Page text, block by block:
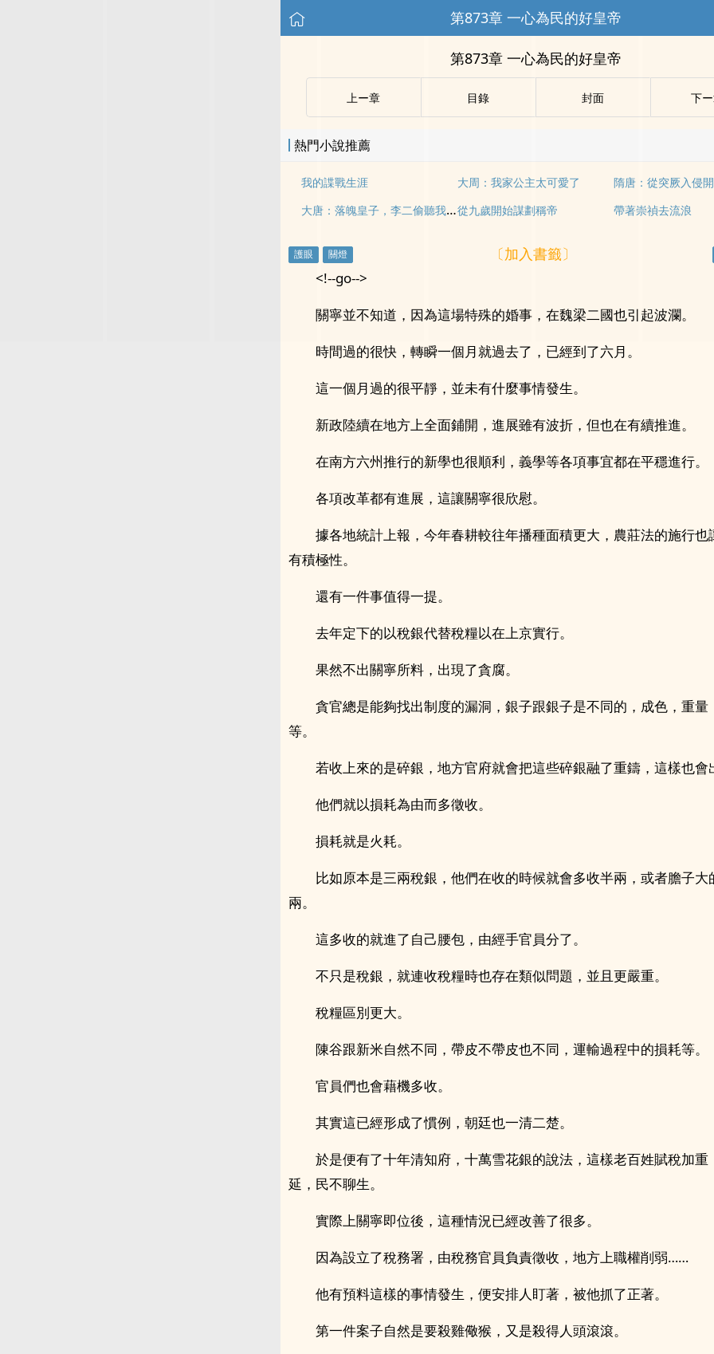
第873章 一心為民的好皇帝
第873章 一心為民的好皇帝
上ー章 目錄 封面 下
熱門小說推薦
我的諜戰生涯 大周：我家公主太可愛了 隋唐：從突厥入侵
大唐：落魄皇子，李二偷聽我心聲從九歲開始謀劃稱帝 帶著崇禎去流浪
〔加入書籤〕
<!--go-->
關寧並不知道，因為這場特殊的婚事，在魏梁二國也引起波瀾。
時間過的很快，轉瞬一個月就過去了，已經到了六月。
這一個月過的很平靜，並未有什麼事情發生。
新政陸續在地方上全面鋪開，進展雖有波折，但也在有續推進。
在南方六州推行的新學也很順利，義學等各項事宜都在平穩進行。
各項改革都有進展，這讓關寧很欣慰。
據各地統計上報，今年春耕較往年播種面積更大，農莊法的施行也
有積極性。
還有一件事值得一提。
去年定下的以稅銀代替稅糧以在上京實行。
果然不出關寧所料，出現了貪腐。
貪官總是能夠找出制度的漏洞，銀子跟銀子是不同的，成色，重量
等。
若收上來的是碎銀，地方官府就會把這些碎銀融了重鑄，這樣也會
他們就以損耗為由而多徵收。
損耗就是火耗。
比如原本是三兩稅銀，他們在收的時候就會多收半兩，或者膽子大
兩。
這多收的就進了自己腰包，由經手官員分了。
不只是稅銀，就連收稅糧時也存在類似問題，並且更嚴重。
稅糧區別更大。
陳谷跟新米自然不同，帶皮不帶皮也不同，運輸過程中的損耗等。
官員們也會藉機多收。
其實這已經形成了慣例，朝廷也一清二楚。
於是便有了十年清知府，十萬雪花銀的說法，這樣老百姓賦稅加重
延，民不聊生。
實際上關寧即位後，這種情況已經改善了很多。
因為設立了稅務署，由稅務官員負責徵收，地方上職權削弱……
他有預料這樣的事情發生，便安排人盯著，被他抓了正著。
第一件案子自然是要殺雞儆猴，又是殺得人頭滾滾。